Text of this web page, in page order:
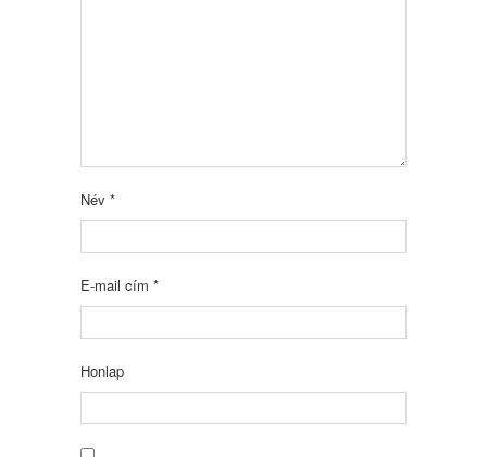
Név *
E-mail cím *
Honlap